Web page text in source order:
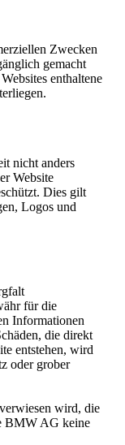
Zwecken
gemacht
enthaltene
nicht anders
Website
Dies gilt
Logos und
für die
Informationen
die direkt
entstehen, wird
oder grober
wird, die
BMW AG keine